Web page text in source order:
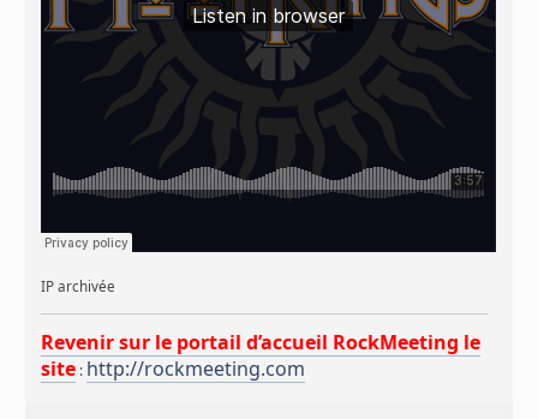
IP archivée
Revenir sur le portail d’accueil RockMeeting le
site : http://rockmeeting.com